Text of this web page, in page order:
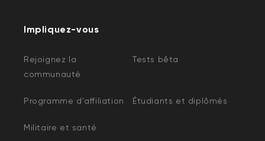
Impliquez-vous
Rejoignez la
communauté
Tests bêta
Programme d'affiliation Étudiants et diplômés
Militaire et santé